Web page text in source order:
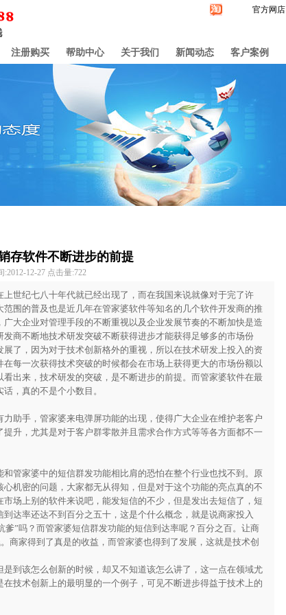
官方网店
注册购买 帮助中心 关于我们 新闻动态 客户案例
存软件不断进步的前提
:2012-12-27 点击量:722
世纪七八十年代就已经出现了，而在我国来说就像对于完了许
围的普及也是近几年在管家婆软件等知名的几个软件开发商的推
大企业对管理手段的不断重视以及企业发展节奏的不断加快是造
商不断地技术研发突破不断获得进步才能获得足够多的市场份
了，因为对于技术创新格外的重视，所以在技术研发上投入的资
每一次获得技术突破的时候都会在市场上获得更大的市场份额以
出来，技术研发的突破，是不断进步的前提。而管家婆软件在最
，真的不是个小数目。
手，管家婆来电弹屏功能的出现，使得广大企业在维护老客户
升，尤其是对于客户群零散并且需求合作方式等等各方面都不一
家婆中的短信群发功能相比肩的恐怕在整个行业也找不到。原
机密的问题，大家都无从得知，但是对于这个功能的亮点真的不
场上别的软件来说吧，能发短信的不少，但是发出去短信了，短
达率还达不到百分之五十，这是个什么概念，就是说商家投入
”吗？而管家婆短信群发功能的短信到达率呢？百分之百。让商
商家得到了真是的收益，而管家婆也得到了发展，这就是技术创
该怎么创新的时候，却又不知道该怎么讲了，这一点在领域尤
技术创新上的最明显的一个例子，可见不断进步得益于技术上的